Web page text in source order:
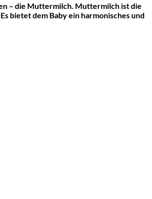
– die Muttermilch. Muttermilch ist die
bietet dem Baby ein harmonisches und